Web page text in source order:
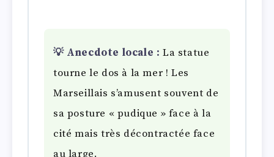
💡 Anecdote locale : La statue
tourne le dos à la mer ! Les
Marseillais s’amusent souvent de
sa posture « pudique » face à la
cité mais très décontractée face
au large.